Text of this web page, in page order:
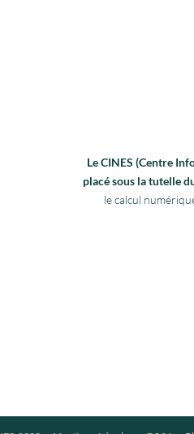
Le CINES (Centre
placé sous la tutelle
le calcul